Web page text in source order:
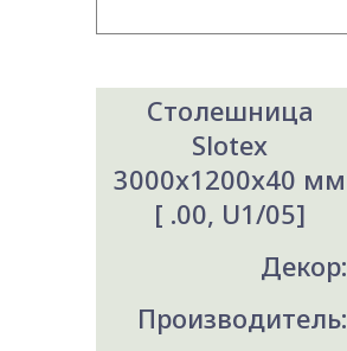
Столешница
Slotex
3000x1200x40 мм
[ .00, U1/05]
Декор:
Производитель: